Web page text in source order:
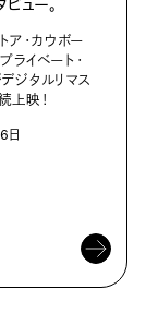
ア・カウボー
プライベート・
ジタルリマス
上映！
日